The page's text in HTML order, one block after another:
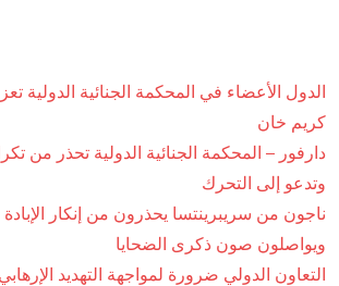
الدول الأعضاء في المحكمة الجنائية الدولية
كريم خان
دارفور – المحكمة الجنائية الدولية تحذر من
وتدعو إلى التحرك
ناجون من سريبرينتسا يحذرون من إنكار الإبادة
ويواصلون صون ذكرى الضحايا
التعاون الدولي ضرورة لمواجهة التهديد